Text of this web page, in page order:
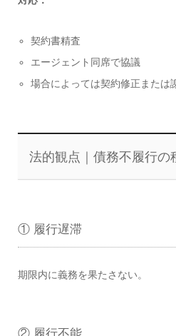
契約書精査
エージェント同席で協議
場合によっては契約修正または
法的観点｜債務不履行の
① 履行遅滞
期限内に義務を果たさない。